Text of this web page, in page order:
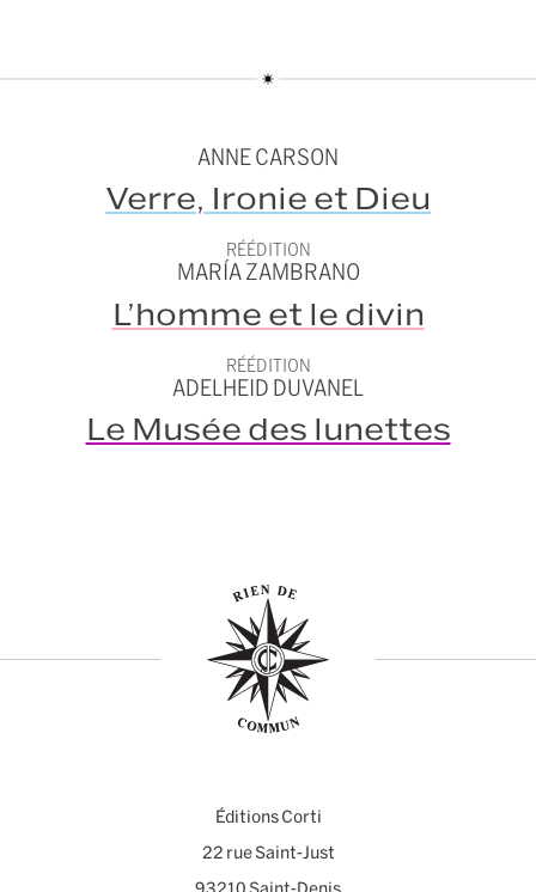
ANNE CARSON
Verre, Ironie et Dieu
RÉÉDITION
MARÍA ZAMBRANO
L’homme et le divin
RÉÉDITION
ADELHEID DUVANEL
Le Musée des lunettes
Éditions Corti
22 rue Saint-Just